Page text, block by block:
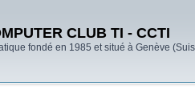
CLUB TI - CCTI
fondé en 1985 et situé à Genève